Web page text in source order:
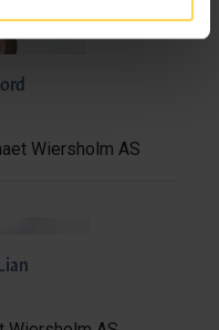
Wiersholm AS